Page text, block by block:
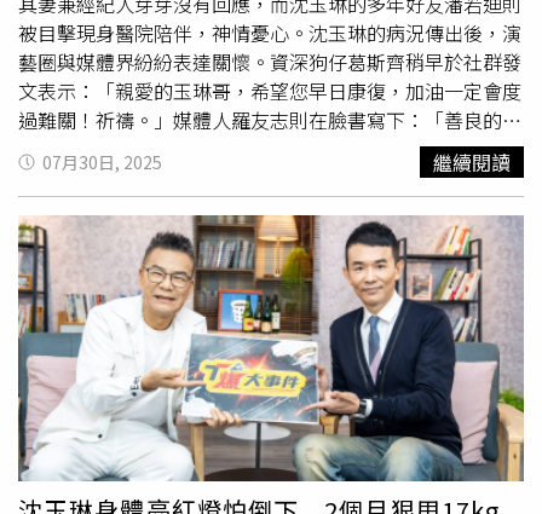
了，會不會等不到我結婚？」讓他既心酸又感慨，也因此更
加注重養生與健康。他曾說，最擔心的是未來比老婆早離
世，還曾因與妻子爭執，被好友詹惟中目睹獨自走到陽台落
淚。「有時候不是在罵，而是在教。芽芽比我小17歲，我總
覺得有責任把所有的事情教會她。」
被目擊現身醫院陪伴，神情憂心。沈玉琳的病況傳出後，演
藝圈與媒體界紛紛表達關懷。資深狗仔葛斯齊稍早於社群發
文表示：「親愛的玉琳哥，希望您早日康復，加油一定會度
過難關！祈禱。」媒體人羅友志則在臉書寫下：「善良的玉
琳哥，祝您吉人天相、病毒遠離，身體健康。」有網友在留
言區詢問是否真住進加護病房，羅友志坦言並不清楚，「不
知道，很擔心，欠他一個很美好的人情。」羅友志盼沈玉琳
度過難關。（圖／羅友志臉書）另一位與沈玉琳交情甚篤的
命理師詹惟中透露，目前無法聯繫上芽芽，也對好友病情感
到憂心。「希望他早點健康，我也很急，也很擔心他，我目
前知道的消息都跟報導一樣。」沈玉琳出道多年，從幕後製
作人成功轉型為螢光幕前藝人，憑藉獨特風格與幽默表現獲
封「通告王」、「荒謬大師」與「收視王」。2010年，他
與小17歲的助理芽芽結婚，並育有一女。過去他曾在節目中
談到健康問題，坦言一想到若有一天倒下，老婆可能帶著他
的財產另組家庭，令他「坐立難安」，並表示會為家庭努力
維持健康。據《鏡週刊》報導，沈玉琳因猛爆性肝炎引發腦
07月30日, 2025 繼續閱讀